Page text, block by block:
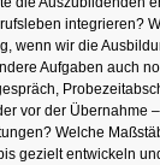
integrieren?
wenn wir die
Aufgaben auch
vor der Übernahme
Welche
gezielt entwickeln